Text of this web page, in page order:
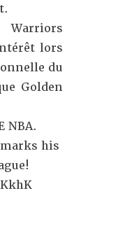
lors
du
Golden
NBA.
his